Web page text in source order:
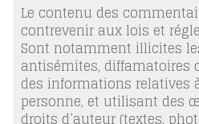
Le contenu des
contrevenir aux lois et
Sont notamment illicites
antisémites,
des informations relatives
personne, et utilisant des
droits d’auteur (textes,